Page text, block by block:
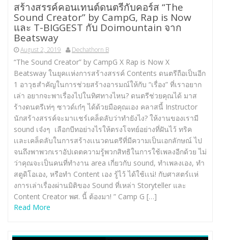
สร้างสรรค์คอนเทนต์ดนตรีกับคอร์ส “The
Sound Creator” by CampG, Rap is Now
และ T-BIGGEST กับ Doimountain จาก
Beatsway
August 2, 2019 Dechathorn B
“The Sound Creator” by CampG X Rap is Now X
Beatsway ในยุคเเห่งการสร้างสรรค์ Contents ดนตรีถือเป็นอีก
1 อาวุธสำคัญในการช่วยสร้างอารมณ์ให้กับ “เรื่อง” ที่เราอยาก
เล่า อยากจะพาเรื่องไปในทิศทางไหน? ดนตรีช่วยคุณได้ มาส
ร้างดนตรีเท่ๆ ซาวด์เก๋ๆ ได้ด้วยมือคุณเอง คลาสนี้ Instructor
นักสร้างสรรค์จะมาเเชร์เคล็ดลับว่าทำยังไง? ให้งานของเรามี
sound เจ๋งๆ เลือกบีทอย่างไรให้ตรงโจทย์อย่างที่ฝันไว้ ทริค
เเละเคล็ดลับในการสร้างเเนวดนตรีที่มีความเป็นเอกลักษณ์ ไป
จนถึงพาพวกเราอัปเดตความรู้พวกสิทธิในการใช้เพลงอีกด้วย ไม่
ว่าคุณจะเป็นคนที่ทำงาน area เกี่ยวกับ sound, ทำเพลงเอง, ทำ
สตูดิโอเอง, หรือทำ Content เอง รู้ไว้ ได้ใช้เเน่! กับศาสตร์เเห่
งการเล่าเรื่องผ่านมิติของ Sound ที่เหล่า Storyteller และ
Content Creator พศ. นี้ ต้องมา! ” Camp G […]
Read More